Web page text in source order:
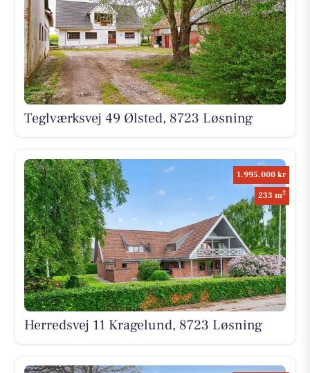
Teglværksvej 49 Ølsted, 8723 Løsning
1.995.000 kr
233 m2
Herredsvej 11 Kragelund, 8723 Løsning